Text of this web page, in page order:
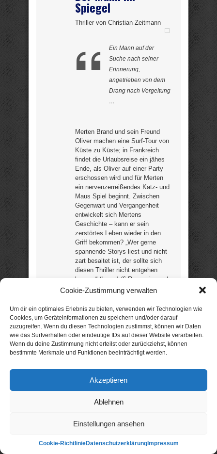
Cookie-Zustimmung verwalten
Um dir ein optimales Erlebnis zu bieten, verwenden wir Technologien wie
Cookies, um Geräteinformationen zu speichern und/oder darauf
zuzugreifen. Wenn du diesen Technologien zustimmst, können wir Daten
wie das Surfverhalten oder eindeutige IDs auf dieser Website verarbeiten.
Wenn du deine Zustimmung nicht erteilst oder zurückziehst, können
bestimmte Merkmale und Funktionen beeinträchtigt werden.
Akzeptieren
Ablehnen
Einstellungen ansehen
Cookie-RichtlinieDatenschutzerklärungImpressum
Spiegel
Thriller von Christian Zeitmann
Ein Mann auf der
Suche nach seiner
Erinnerung,
angetrieben von dem
Drang nach Vergeltung
…
Merten Brand und sein Freund
Oliver machen eine Surf-Tour von
Küste zu Küste; in Frankreich
findet die Urlaubsreise ein jähes
Ende, als Oliver auf einer Party
erschossen wird und für Merten
ein nervenzerreißendes Katz- und
Maus Spiel beginnt. Zwischen
Gegenwart und Vergangenheit
entwickelt sich Mertens
Geschichte – kann er sein
zerstörtes Leben wieder in den
Griff bekommen? „Wer gerne
spannende Storys liest und nicht
zart besaitet ist, der sollte sich
diesen Thriller nicht entgehen
lassen.“ (Leser) (6 Rezensionen /
4,7 Sterne) (ca. 367 Seiten) –
Aktion: nur 99 Cent statt2,99 €
Wulfheart –
Aufbruch in eine
neue Welt
Endzeit-Fantasy von Daniel T.
Obwohl es die Zukunft
eher dem Mittelalter.